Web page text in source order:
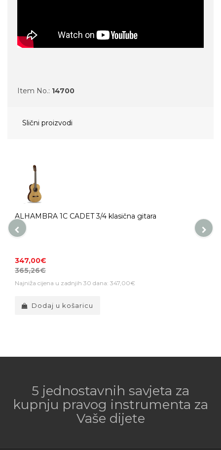
Item No.: 14700
Slični proizvodi
ALHAMBRA 1C CADET 3/4 klasična gitara
Najniža cijena u zadnjih 30 dana: 347,00€
Dodaj u košaricu
5 jednostavnih savjeta za
kupnju pravog instrumenta za
Vaše dijete